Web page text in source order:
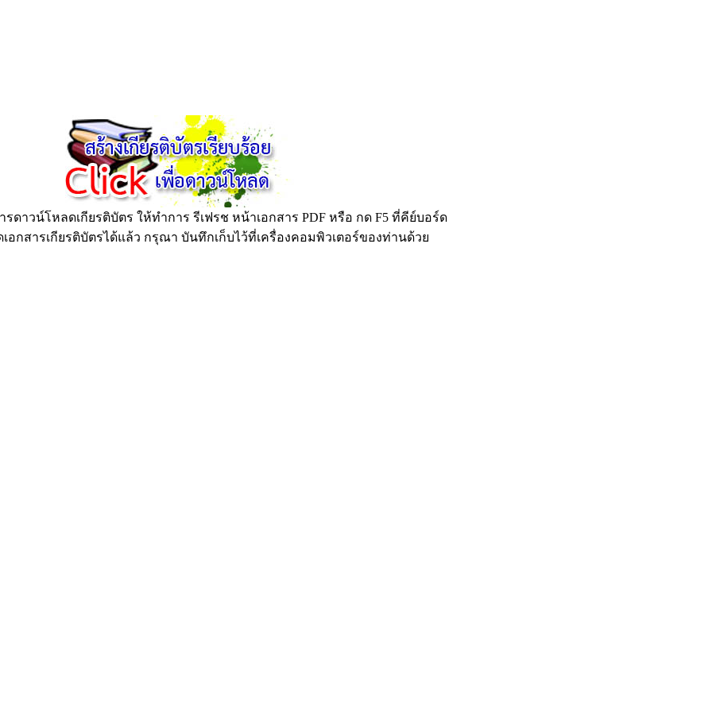
ดาวน์โหลดเกียรติบัตร ให้ทำการ รีเฟรช หน้าเอกสาร PDF หรือ กด F5 ที่คีย์บอร์ด
อกสารเกียรติบัตรได้แล้ว กรุณา บันทึกเก็บไว้ที่เครื่องคอมพิวเตอร์ของท่านด้วย